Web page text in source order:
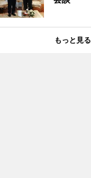
もっと見る